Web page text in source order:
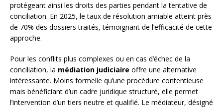
protégeant ainsi les droits des parties pendant la tentative de
conciliation. En 2025, le taux de résolution amiable atteint près
de 70% des dossiers traités, témoignant de l’efficacité de cette
approche.
Pour les conflits plus complexes ou en cas d’échec de la
conciliation, la médiation judiciaire offre une alternative
intéressante. Moins formelle qu’une procédure contentieuse
mais bénéficiant d’un cadre juridique structuré, elle permet
l’intervention d’un tiers neutre et qualifié. Le médiateur, désigné